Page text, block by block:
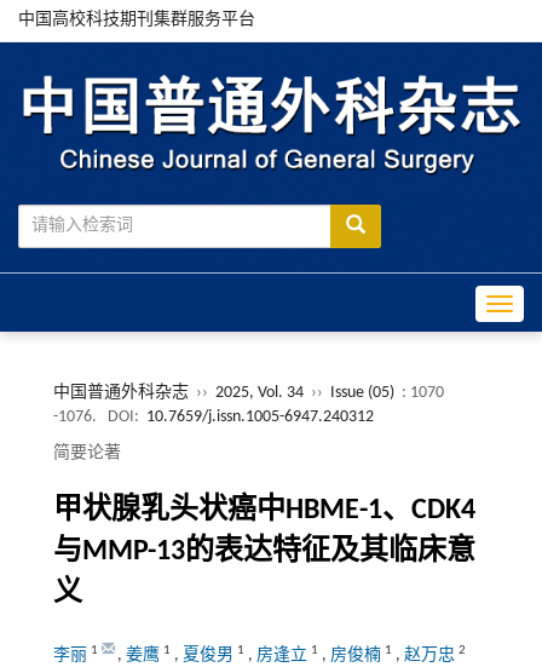
中国高校科技期刊集群服务平台
中国普通外科杂志 ›› 2025, Vol. 34 ›› Issue (05) : 1070
-1076.
DOI: 10.7659/j.issn.1005-6947.240312
简要论著
甲状腺乳头状癌中HBME-1、CDK4
与MMP-13的表达特征及其临床意
义
李丽 1 , 姜鹰 1 , 夏俊男 1 , 房逢立 1 , 房俊楠 1 , 赵万忠 2